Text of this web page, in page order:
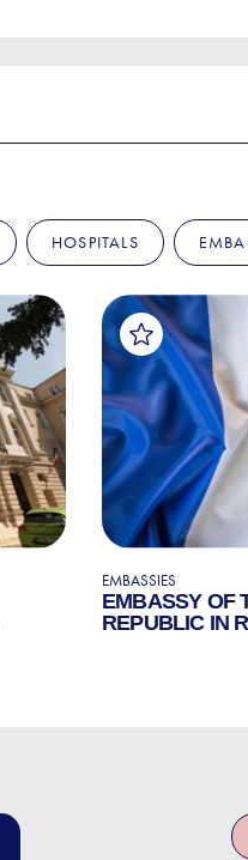
HOSPITALS
EMBASSIES
EMBASSY OF
REPUBLIC IN